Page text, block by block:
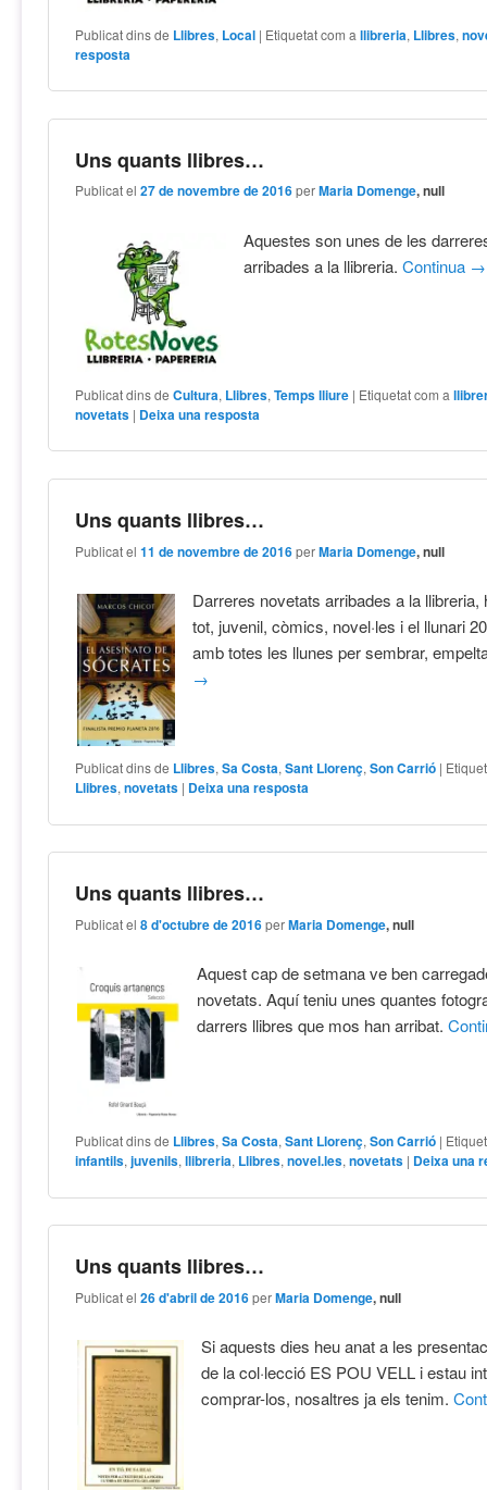
Publicat dins de Llibres, Local | Etiquetat com a llibreria, Llibres,
resposta
Uns quants llibres…
Publicat el27 de novembre de 2016 perMaria Domenge, null
Aquestes son unes de les
arribades a la llibreria.Continua →
Publicat dins de Cultura, Llibres,Temps lliure | Etiquetat com a
novetats | Deixa una resposta
Uns quants llibres…
Publicat el11 de novembre de 2016 perMaria Domenge, null
Darreres novetats arribades a la llibreria,
tot, juvenil, còmics, novel·les i el llunari
amb totes les llunes per sembrar,
→
Publicat dins de Llibres,Sa Costa,Sant Llorenç,Son Carrió |
Llibres,novetats | Deixa una resposta
Uns quants llibres…
Publicat el8 d'octubre de 2016 perMaria Domenge, null
Aquest cap de setmana ve ben
novetats. Aquí teniu unes quantes
darrers llibres que mos han arribat.
Publicat dins de Llibres,Sa Costa,Sant Llorenç,Son Carrió |
infantils,juvenils,llibreria, Llibres,novel.les,novetats | Deixa una
Uns quants llibres…
Publicat el26 d'abril de 2016 perMaria Domenge, null
Si aquests dies heu anat a les
de la col·lecció ES POU VELL i estau
comprar-los, nosaltres ja els tenim.